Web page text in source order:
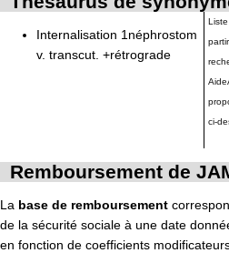
Internalisation 1néphrostom
v. transcut. +rétrograde
ci-
Remboursement de
La base de remboursement
de la sécurité sociale à une date
en fonction de coefficients